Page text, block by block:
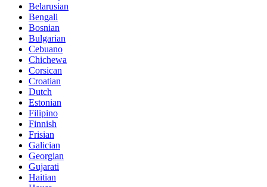
Belarusian
Bengali
Bosnian
Bulgarian
Cebuano
Chichewa
Corsican
Croatian
Dutch
Estonian
Filipino
Finnish
Frisian
Galician
Georgian
Gujarati
Haitian